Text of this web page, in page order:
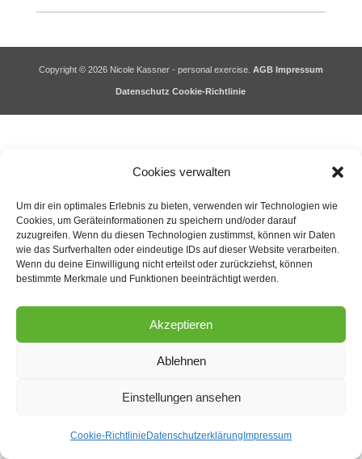
Cookies verwalten
Um dir ein optimales Erlebnis zu bieten, verwenden wir Technologien wie
Cookies, um Geräteinformationen zu speichern und/oder darauf
zuzugreifen. Wenn du diesen Technologien zustimmst, können wir Daten
wie das Surfverhalten oder eindeutige IDs auf dieser Website verarbeiten.
Wenn du deine Einwilligung nicht erteilst oder zurückziehst, können
bestimmte Merkmale und Funktionen beeinträchtigt werden.
Akzeptieren
Ablehnen
Einstellungen ansehen
Cookie-Richtlinie Datenschutzerklärung Impressum
Copyright © 2026 Nicole Kassner - personal exercise. AGB Impressum
Datenschutz Cookie-Richtlinie